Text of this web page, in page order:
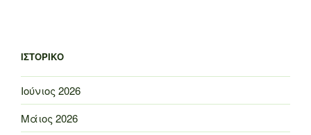
ΙΣΤΟΡΙΚΌ
Ιούνιος 2026
Μάιος 2026